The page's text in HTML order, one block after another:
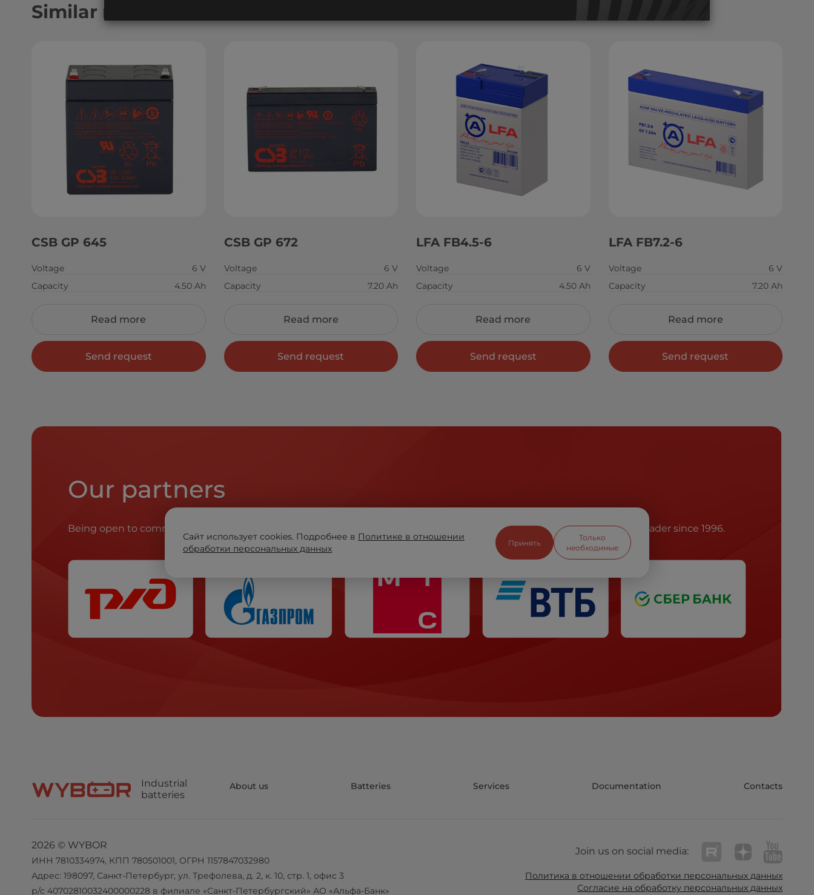
Similar models
CSB GP 645
Voltage
6 V
Capacity
4.50 Ah
Read more
Send request
CSB GP 672
Voltage
6 V
Capacity
7.20 Ah
Read more
Send request
LFA FB4.5-6
Voltage
6 V
Capacity
4.50 Ah
Read more
Send request
LFA FB7.2-6
Voltage
6 V
Capacity
7.20 Ah
Read more
Send request
Our partners
Being open to communication, playing fair when it comes to business has helped WYBOR remain the battery market leader since 1996.
Industrial
batteries
About us Batteries Services Documentation Contacts
2026 © WYBOR
ИНН 7810334974, КПП 780501001, ОГРН 1157847032980
Адрес: 198097, Санкт-Петербург, ул. Трефолева, д. 2, к. 10, стр. 1, офис 3
р/с 40702810032400000228 в филиале «Санкт-Петербургский» АО «Альфа-Банк»
Join us on social media:
Политика в отношении обработки персональных данных
Согласие на обработку персональных данных
Сайт использует cookies. Подробнее в Политике в отношении
обработки персональных данных
Принять
Только
необходимые